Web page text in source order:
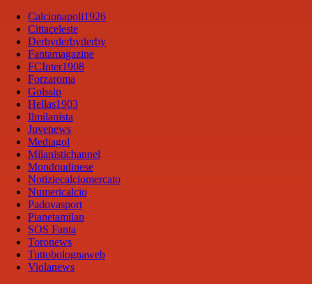
Calcionapoli1926
Cittaceleste
Derbyderbyderby
Fantamagazine
FCInter1908
Forzaroma
Golssip
Hellas1903
Ilmilanista
Juvenews
Mediagol
Milanistichannel
Mondoudinese
Notiziecalciomercato
Numericalcio
Padovasport
Pianetamilan
SOS Fanta
Toronews
Tuttobolognaweb
Violanews